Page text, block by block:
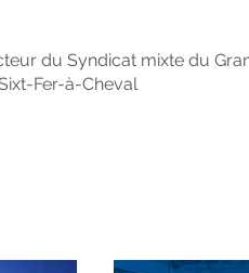
du Syndicat mixte du
Fer-à-Cheval